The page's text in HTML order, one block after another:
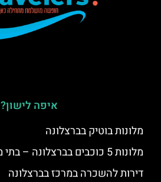
איפה לישון?
מלונות בוטיק בברצלונה
מלונות 5 כוכבים בברצלונה – בתי מלון יוקרתיים
דירות להשכרה במרכז בברצלונה